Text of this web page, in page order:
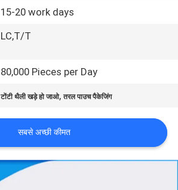
15-20 work days
LC,T/T
80,000 Pieces per Day
टोंटी थैली खड़े हो जाओ,तरल पाउच पैकेजिंग
सबसे अच्छी कीमत